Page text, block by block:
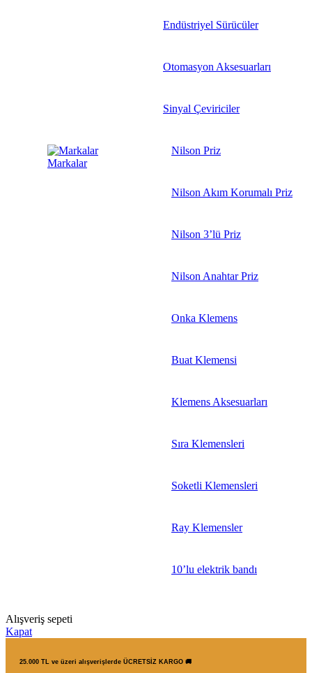
Endüstriyel Sürücüler
Otomasyon Aksesuarları
Sinyal Çeviriciler
Markalar
Nilson Priz
Nilson Akım Korumalı Priz
Nilson 3’lü Priz
Nilson Anahtar Priz
Onka Klemens
Buat Klemensi
Klemens Aksesuarları
Sıra Klemensleri
Soketli Klemensleri
Ray Klemensler
10’lu elektrik bandı
Alışveriş sepeti
Kapat
25.000 TL ve üzeri alışverişlerde ÜCRETSİZ KARGO 🚚